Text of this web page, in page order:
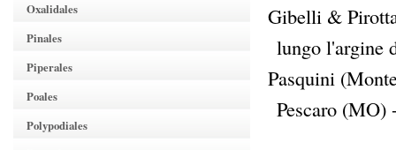
Oxalidales
Pinales
Piperales
Poales
Polypodiales
Gibelli &
lungo l'argine
Pasquini
Pescaro (MO)